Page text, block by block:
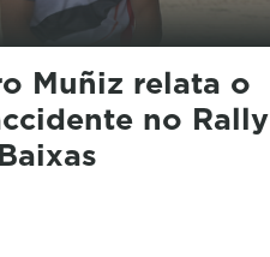
Muñiz relata o
no Rally